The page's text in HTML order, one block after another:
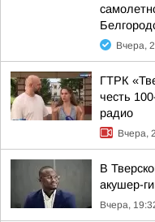
Вчера,
ГТРК
честь
радио
Вчера,
В
акушер-
Вчера,